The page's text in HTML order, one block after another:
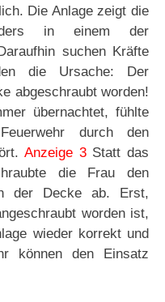
Die Anlage zeigt die
in einem der
suchen Kräfte
die Ursache: Der
abgeschraubt worden!
übernachtet, fühlte
durch den
Anzeige 3Statt das
die Frau den
der Decke ab. Erst,
worden ist,
wieder korrekt und
können den Einsatz